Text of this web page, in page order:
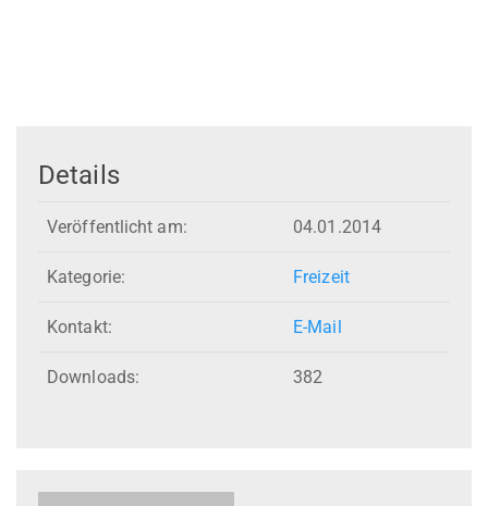
Details
Veröffentlicht am: 04.01.2014
Kategorie: Freizeit
Kontakt: E-Mail
Downloads: 382